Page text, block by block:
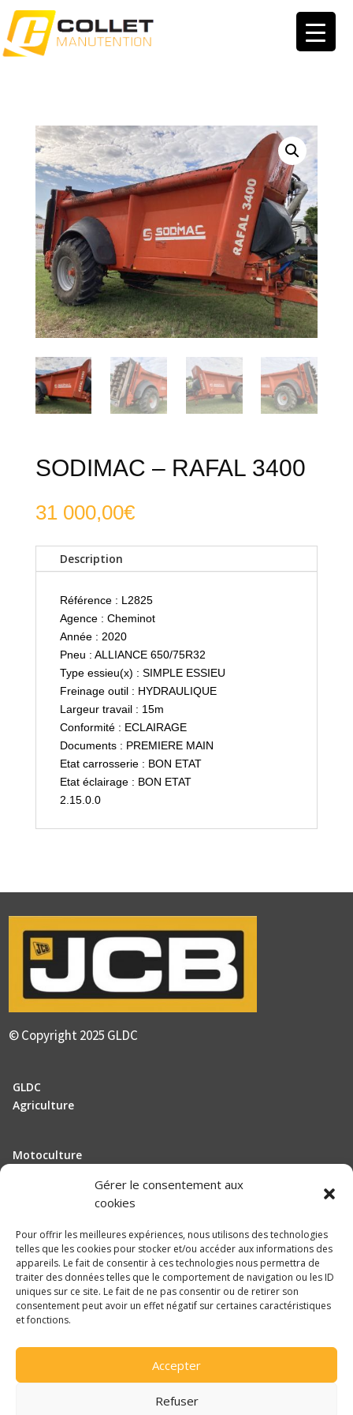
Gérer le consentement aux
cookies
Pour offrir les meilleures expériences, nous utilisons des technologies
telles que les cookies pour stocker et/ou accéder aux informations des
appareils. Le fait de consentir à ces technologies nous permettra de
traiter des données telles que le comportement de navigation ou les ID
uniques sur ce site. Le fait de ne pas consentir ou de retirer son
consentement peut avoir un effet négatif sur certaines caractéristiques
et fonctions.
Accepter
Refuser
SODIMAC – RAFAL 3400
31 000,00€
Description
Référence : L2825
Agence : Cheminot
Année : 2020
Pneu : ALLIANCE 650/75R32
Type essieu(x) : SIMPLE ESSIEU
Freinage outil : HYDRAULIQUE
Largeur travail : 15m
Conformité : ECLAIRAGE
Documents : PREMIERE MAIN
Etat carrosserie : BON ETAT
Etat éclairage : BON ETAT
2.15.0.0
© Copyright 2025 GLDC
GLDC
Agriculture
Motoculture
Recrutement
Mentions légales
Politique de confidentialité
Une réalisationDLW Communication